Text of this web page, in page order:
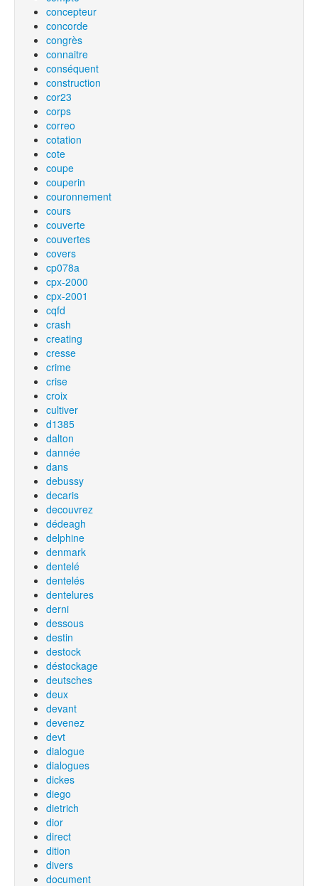
concepteur
concorde
congrès
connaitre
conséquent
construction
cor23
corps
correo
cotation
cote
coupe
couperin
couronnement
cours
couverte
couvertes
covers
cp078a
cpx-2000
cpx-2001
cqfd
crash
creating
cresse
crime
crise
croix
cultiver
d1385
dalton
dannée
dans
debussy
decaris
decouvrez
dédeagh
delphine
denmark
dentelé
dentelés
dentelures
derni
dessous
destin
destock
déstockage
deutsches
deux
devant
devenez
devt
dialogue
dialogues
dickes
diego
dietrich
dior
direct
dition
divers
document